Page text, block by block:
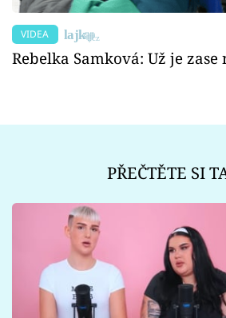
VIDEA
Rebelka Samková: Už je zase
PŘEČTĚTE SI